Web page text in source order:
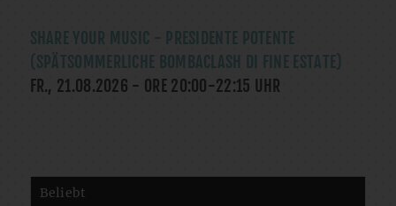
SHARE YOUR MUSIC - PRESIDENTE POTENTE
(SPÄTSOMMERLICHE BOMBACLASH DI FINE ESTATE)
FR., 21.08.2026 - ORE 20:00-22:15 UHR
Beliebt